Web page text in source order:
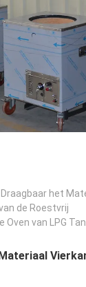
Draagbaar het
de Roestvrij
van LPG